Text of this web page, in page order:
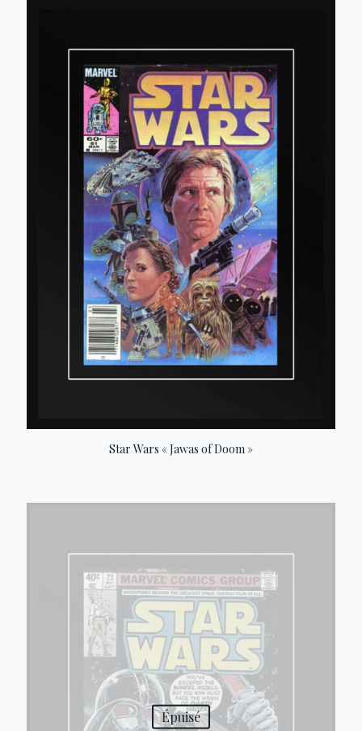
Star Wars « Jawas of Doom »
Épuisé